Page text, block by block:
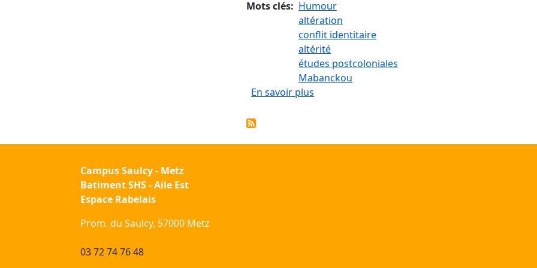
Mots clés
Humour
altération
conflit identitaire
altérité
études postcoloniales
Mabanckou
En savoir plus
Campus Saulcy - Metz
Batiment SHS - Aile Est
Espace Rabelais
Prom. du Saulcy, 57000 Metz
03 72 74 76 48